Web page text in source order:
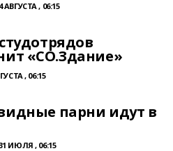
4 АВГУСТА , 06:15
«СО.Здание»
, 06:15
парни идут в
ИЮЛЯ , 06:15